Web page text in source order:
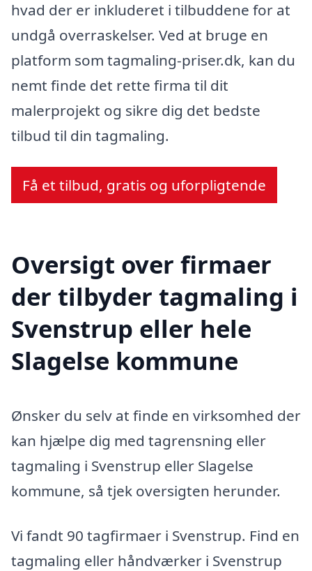
hvad der er inkluderet i tilbuddene for at
undgå overraskelser. Ved at bruge en
platform som tagmaling-priser.dk, kan du
nemt finde det rette firma til dit
malerprojekt og sikre dig det bedste
tilbud til din tagmaling.
Få et tilbud, gratis og uforpligtende
Oversigt over firmaer
der tilbyder tagmaling i
Svenstrup eller hele
Slagelse kommune
Ønsker du selv at finde en virksomhed der
kan hjælpe dig med tagrensning eller
tagmaling i Svenstrup eller Slagelse
kommune, så tjek oversigten herunder.
Vi fandt 90 tagfirmaer i Svenstrup. Find en
tagmaling eller håndværker i Svenstrup